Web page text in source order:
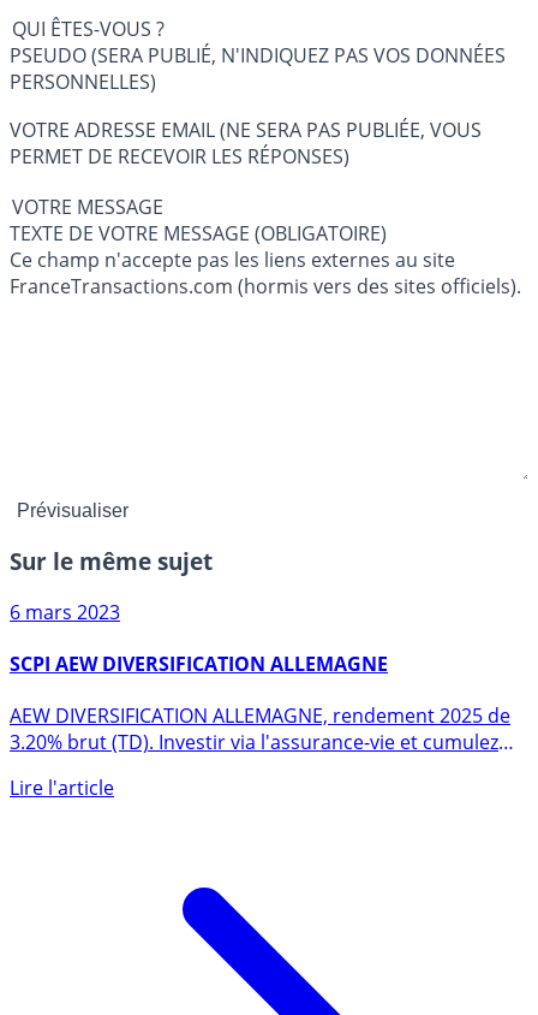
QUI ÊTES-VOUS ?
PSEUDO (SERA PUBLIÉ, N'INDIQUEZ PAS VOS DONNÉES
PERSONNELLES)
VOTRE ADRESSE EMAIL (NE SERA PAS PUBLIÉE, VOUS
PERMET DE RECEVOIR LES RÉPONSES)
VOTRE MESSAGE
TEXTE DE VOTRE MESSAGE (OBLIGATOIRE)
Ce champ n'accepte pas les liens externes au site
FranceTransactions.com (hormis vers des sites officiels).
Sur le même sujet
6 mars 2023
SCPI AEW DIVERSIFICATION ALLEMAGNE
3.20% brut (TD). Investir via l'assurance-vie et cumulez